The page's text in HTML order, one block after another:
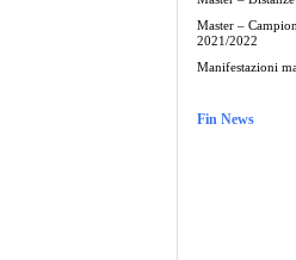
Master –
2021/2022
Manifestazioni
Fin News